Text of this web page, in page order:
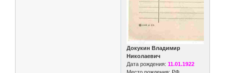
Докукин Владимир
Николаевич
Дата рождения: 11.01.1922